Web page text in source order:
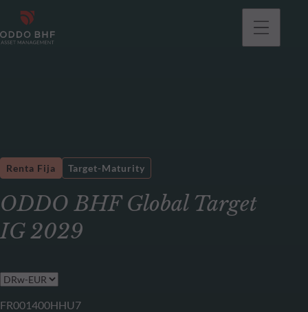
ODDO BHF Global Target
IG 2029
Renta Fija Target-Maturity
FR001400HHU7